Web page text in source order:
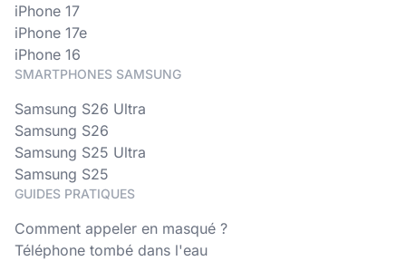
iPhone 17
iPhone 17e
iPhone 16
SMARTPHONES SAMSUNG
Samsung S26 Ultra
Samsung S26
Samsung S25 Ultra
Samsung S25
GUIDES PRATIQUES
Comment appeler en masqué ?
Téléphone tombé dans l'eau